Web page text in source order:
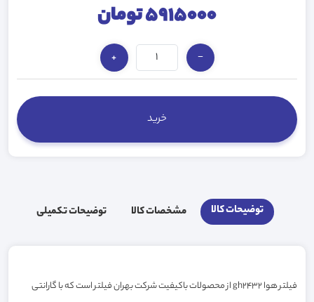
5915000 تومان
−
+
توضیحات کالا مشخصات کالا توضیحات تکمیلی
فیلتر هوا gh2432 از محصولات باکیفیت شرکت بهران فیلتر است که با گارانتی